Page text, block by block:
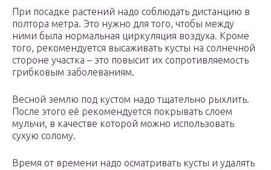
При посадке растений надо соблюдать дистанцию в
полтора метра. Это нужно для того, чтобы между
ними была нормальная циркуляция воздуха. Кроме
того, рекомендуется высаживать кусты на солнечной
стороне участка – это повысит их сопротивляемость
грибковым заболеваниям.
Весной землю под кустом надо тщательно рыхлить.
После этого её рекомендуется покрывать слоем
мульчи, в качестве которой можно использовать
сухую солому.
Время от времени надо осматривать кусты и удалять